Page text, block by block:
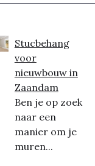
Stucbehang
voor
nieuwbouw in
Zaandam
Ben je op zoek
naar een
manier om je
muren...